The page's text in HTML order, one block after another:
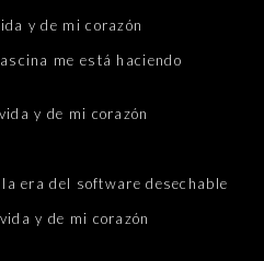
y de mi corazón
me está haciendo
y de mi corazón
era del software desechable
y de mi corazón